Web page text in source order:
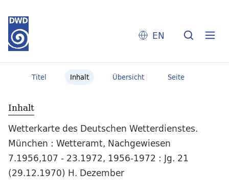
EN
Titel Inhalt Übersicht Seite
Inhalt
Wetterkarte des Deutschen Wetterdienstes.
München : Wetteramt, Nachgewiesen
7.1956,107 - 23.1972, 1956-1972 : Jg. 21
(29.12.1970) H. Dezember